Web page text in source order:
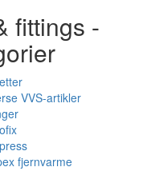
fittings -
VVS-artikler
fjernvarme